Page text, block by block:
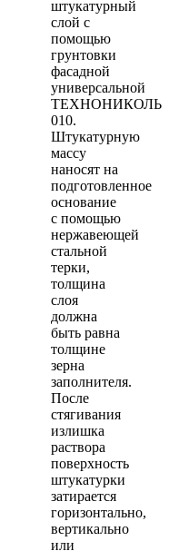
штукатурный
слой с
помощью
грунтовки
фасадной
универсальной
ТЕХНОНИКОЛЬ
010.
Штукатурную
массу
наносят на
подготовленное
основание
с помощью
нержавеющей
стальной
терки,
толщина
слоя
должна
быть равна
толщине
зерна
заполнителя.
После
стягивания
излишка
раствора
поверхность
штукатурки
затирается
горизонтально,
вертикально
или